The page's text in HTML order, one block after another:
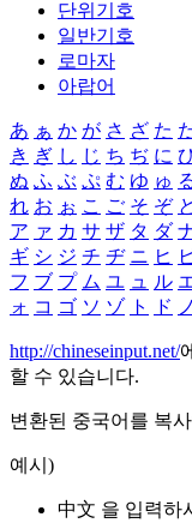
단위기호
일반기호
로마자
아랍어
あ ぁ か が さ ざ た
き ぎ し じ ち ぢ に
ぬ ふ ぶ ぷ む ゆ ゅ
れ お ぉ こ ご そ ぞ と
ア ァ カ サ ザ タ ダ
ギ シ ジ チ ヂ ニ ヒ
フ ブ プ ム ユ ュ ル
ォ コ ゴ ソ ゾ ト ド ノ
http://chineseinput.net/
할 수 있습니다.
변환된 중국어를 복
예시)
中文 을 입력하